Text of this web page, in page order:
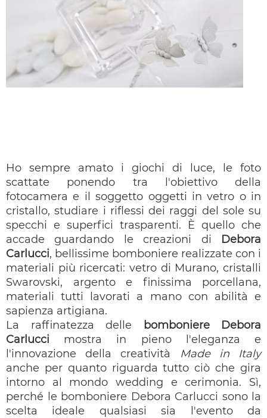
Ho sempre amato i giochi di luce, le foto
scattate ponendo tra l'obiettivo della
fotocamera e il soggetto oggetti in vetro o in
cristallo, studiare i riflessi dei raggi del sole su
specchi e superfici trasparenti. È quello che
accade guardando le creazioni di Debora
Carlucci, bellissime bomboniere realizzate con i
materiali più ricercati: vetro di Murano, cristalli
Swarovski, argento e finissima porcellana,
materiali tutti lavorati a mano con abilità e
sapienza artigiana.
La raffinatezza delle
bomboniere Debora
Carlucci mostra in pieno l'eleganza e
l'innovazione della creatività
Made in Italy
anche per quanto riguarda tutto ciò che gira
intorno al mondo wedding e cerimonia. Sì,
perché le bomboniere Debora Carlucci sono la
scelta ideale qualsiasi sia l'evento da